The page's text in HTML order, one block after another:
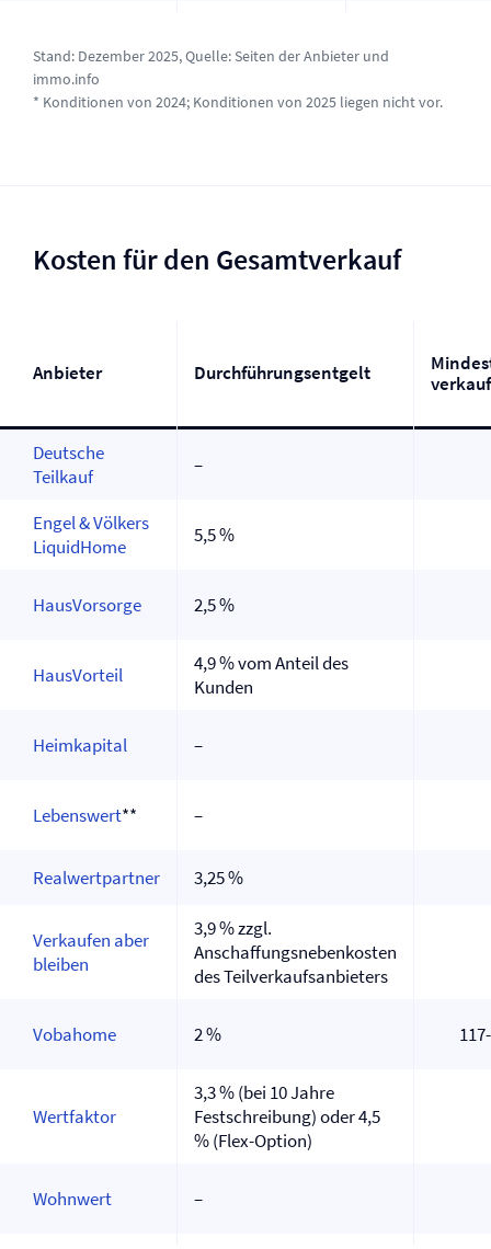
Stand: Dezember 2025, Quelle: Seiten der Anbieter und
immo.info
* Konditionen von 2024; Konditionen von 2025 liegen nicht vor.
Kosten für den Gesamtverkauf
Anbieter Durchführungs­entgelt
Deutsche
Teilkauf
–
Engel & Völkers
LiquidHome
5,5 %
HausVorsorge 2,5 %
HausVorteil
4,9 % vom Anteil des
Kunden
Heimkapital –
Lebenswert** –
Realwertpartner 3,25 %
Verkaufen aber
bleiben
3,9 % zzgl.
Anschaffungsnebenkosten
des Teilverkaufsanbieters
Vobahome 2 %
Wertfaktor
3,3 % (bei 10 Jahre
Festschreibung) oder 4,5
% (Flex-Option)
Wohnwert –